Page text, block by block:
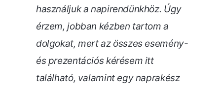
használjuk a napirendünkhöz. Úgy
érzem, jobban kézben tartom a
dolgokat, mert az összes esemény-
és prezentációs kérésem itt
található, valamint egy naprakész